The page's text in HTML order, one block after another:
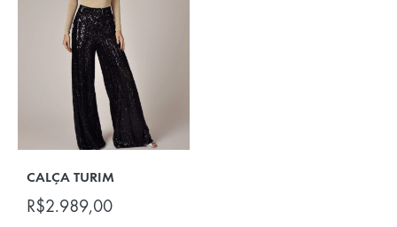
CALÇA TURIM
R$2.989,00